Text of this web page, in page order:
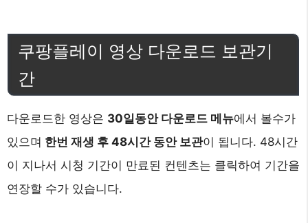
쿠팡플레이 영상 다운로드 보관기
간
다운로드한 영상은 30일동안 다운로드 메뉴에서 볼수가
있으며 한번 재생 후 48시간 동안 보관이 됩니다. 48시간
이 지나서 시청 기간이 만료된 컨텐츠는 클릭하여 기간을
연장할 수가 있습니다.